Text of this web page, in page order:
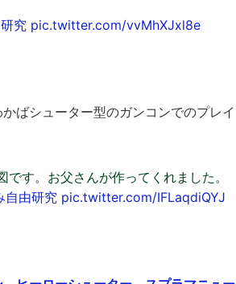
究 pic.twitter.com/vvMhXJxl8e
ばシューター型のガンコンでのプレイ
す。お父さんが作ってくれました。
自由研究 pic.twitter.com/IFLaqdiQYJ